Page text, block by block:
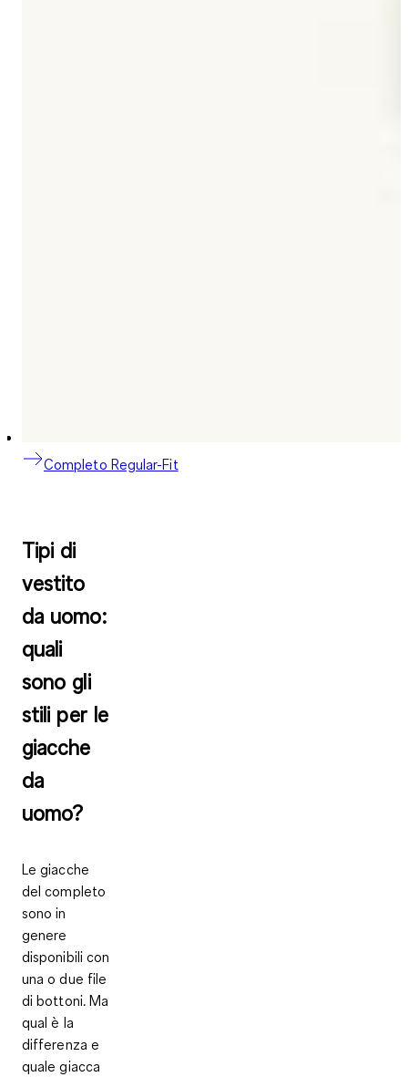
Completo Regular-Fit
Tipi di
vestito
da uomo:
quali
sono gli
stili per le
giacche
da
uomo?
Le giacche
del completo
sono in
genere
disponibili con
una o due file
di bottoni. Ma
qual è la
differenza e
quale giacca